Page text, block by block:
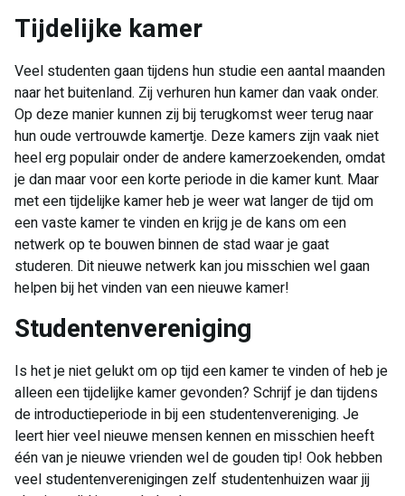
Tijdelijke kamer
Veel studenten gaan tijdens hun studie een aantal maanden
naar het buitenland. Zij verhuren hun kamer dan vaak onder.
Op deze manier kunnen zij bij terugkomst weer terug naar
hun oude vertrouwde kamertje. Deze kamers zijn vaak niet
heel erg populair onder de andere kamerzoekenden, omdat
je dan maar voor een korte periode in die kamer kunt. Maar
met een tijdelijke kamer heb je weer wat langer de tijd om
een vaste kamer te vinden en krijg je de kans om een
netwerk op te bouwen binnen de stad waar je gaat
studeren. Dit nieuwe netwerk kan jou misschien wel gaan
helpen bij het vinden van een nieuwe kamer!
Studentenvereniging
Is het je niet gelukt om op tijd een kamer te vinden of heb je
alleen een tijdelijke kamer gevonden? Schrijf je dan tijdens
de introductieperiode in bij een studentenvereniging. Je
leert hier veel nieuwe mensen kennen en misschien heeft
één van je nieuwe vrienden wel de gouden tip! Ook hebben
veel studentenverenigingen zelf studentenhuizen waar jij